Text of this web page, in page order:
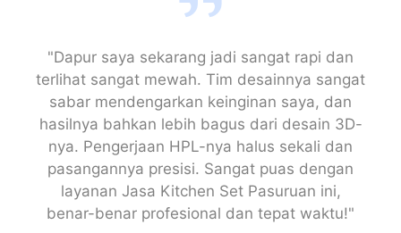
"Dapur saya sekarang jadi sangat rapi dan
terlihat sangat mewah. Tim desainnya sangat
sabar mendengarkan keinginan saya, dan
hasilnya bahkan lebih bagus dari desain 3D-
nya. Pengerjaan HPL-nya halus sekali dan
pasangannya presisi. Sangat puas dengan
layanan Jasa Kitchen Set Pasuruan ini,
benar-benar profesional dan tepat waktu!"